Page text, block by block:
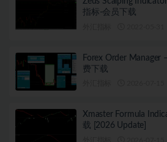
指标-会员下载
Forex Order Manager
费下载
Xmaster Formula
载 [2026 Update]